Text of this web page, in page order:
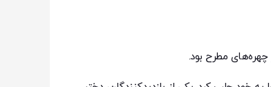
چهره‌های مطرح بود.